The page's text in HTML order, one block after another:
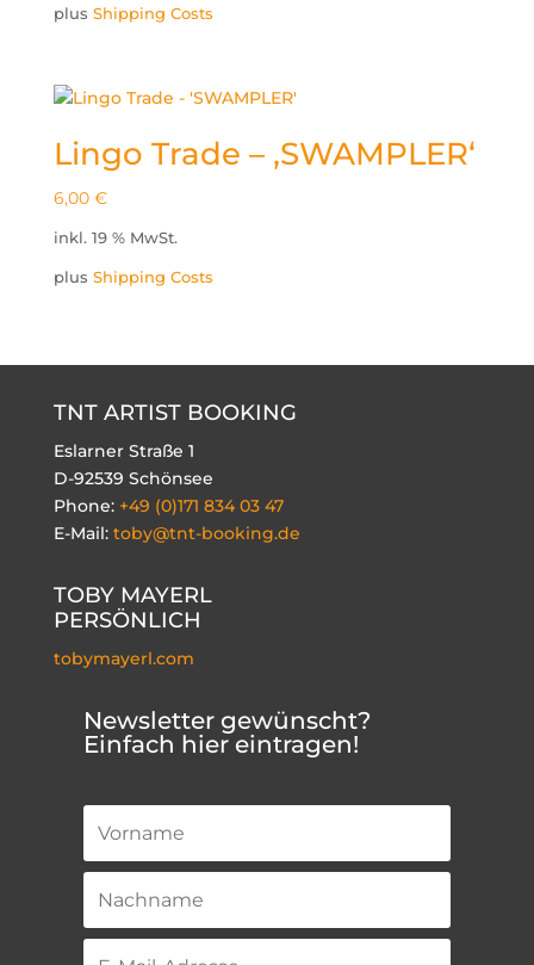
plus Shipping Costs
Lingo Trade – ‚SWAMPLER‘
6,00 €
inkl. 19 % MwSt.
plus Shipping Costs
TNT ARTIST BOOKING
Eslarner Straße 1
D-92539 Schönsee
Phone: +49 (0)171 834 03 47
E-Mail: toby@tnt-booking.de
TOBY MAYERL
PERSÖNLICH
tobymayerl.com
Newsletter gewünscht?
Einfach hier eintragen!